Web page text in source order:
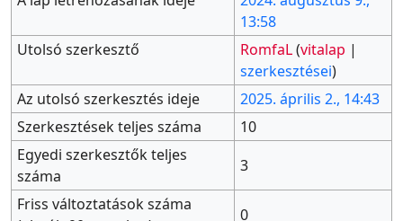
13:58
Utolsó szerkesztő
RomfaL(vitalap |
szerkesztései)
Az utolsó szerkesztés ideje
2025. április 2., 14:43
Szerkesztések teljes száma
10
Egyedi szerkesztők teljes
száma
3
Friss változtatások száma
0